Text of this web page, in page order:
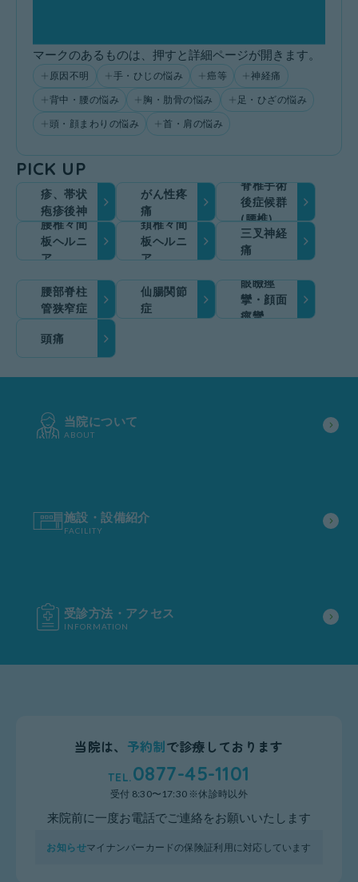
マークのあるものは、押すと詳細ページが開きます。
原因不明 手・ひじの悩み 癌等
神経痛
背中・腰の悩み
胸・肋骨の悩み
足・ひざの悩み
頭・顔まわりの悩み
首・肩の悩み
PICK UP
帯状疱
疹、帯状
疱疹後神
経痛
がん性疼
痛
脊椎手術
後症候群
(腰椎)
腰椎々間
板ヘルニ
ア
頚椎々間
板ヘルニ
ア
三叉神経
痛
腰部脊柱
管狭窄症
仙腸関節
症
眼瞼痙
攣・顔面
痙攣
頭痛
当院について
ABOUT
施設・設備紹介
FACILITY
受診方法・アクセス
INFORMATION
当院は、 予約制で診療しております
0877-45-1101
受付 8:30〜17:30 ※休診時以外
来院前に一度お電話でご連絡をお願いいたします
お知らせマイナンバーカードの保険証利用に対応しています